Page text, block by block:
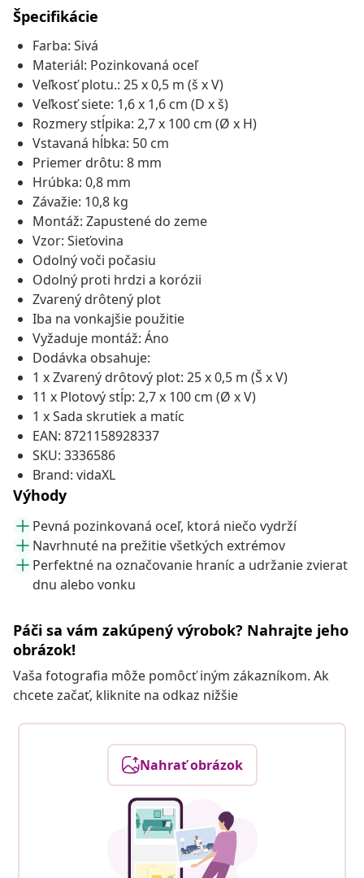
Špecifikácie
Farba: Sivá
Materiál: Pozinkovaná oceľ
Veľkosť plotu.: 25 x 0,5 m (š x V)
Veľkosť siete: 1,6 x 1,6 cm (D x š)
Rozmery stĺpika: 2,7 x 100 cm (Ø x H)
Vstavaná hĺbka: 50 cm
Priemer drôtu: 8 mm
Hrúbka: 0,8 mm
Závažie: 10,8 kg
Montáž: Zapustené do zeme
Vzor: Sieťovina
Odolný voči počasiu
Odolný proti hrdzi a korózii
Zvarený drôtený plot
Iba na vonkajšie použitie
Vyžaduje montáž: Áno
Dodávka obsahuje:
1 x Zvarený drôtový plot: 25 x 0,5 m (Š x V)
11 x Plotový stĺp: 2,7 x 100 cm (Ø x V)
1 x Sada skrutiek a matíc
EAN: 8721158928337
SKU: 3336586
Brand: vidaXL
Výhody
Pevná pozinkovaná oceľ, ktorá niečo vydrží
Navrhnuté na prežitie všetkých extrémov
Perfektné na označovanie hraníc a udržanie zvierat
dnu alebo vonku
Páči sa vám zakúpený výrobok? Nahrajte jeho
obrázok!
Vaša fotografia môže pomôcť iným zákazníkom. Ak
chcete začať, kliknite na odkaz nižšie
Nahrať obrázok